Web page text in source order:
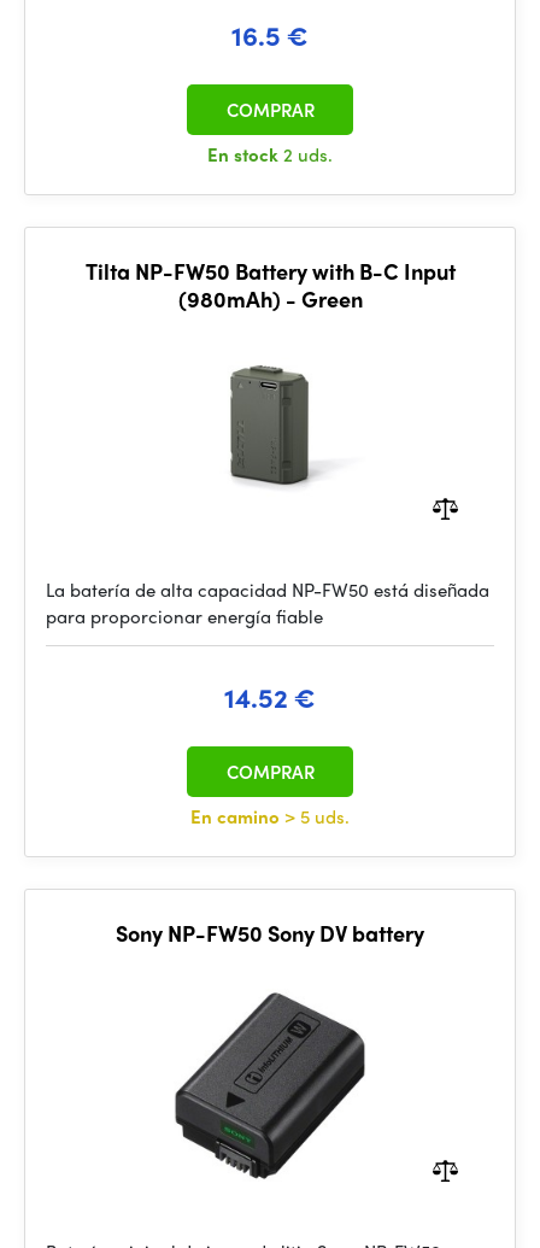
16.5 €
En stock2 uds.
COMPRAR
Tilta NP-FW50 Battery with B-C Input
(980mAh) - Green
La batería de alta capacidad NP-FW50 está diseñada
para proporcionar energía fiable
14.52 €
En camino > 5 uds.
COMPRAR
Sony NP-FW50 Sony DV battery